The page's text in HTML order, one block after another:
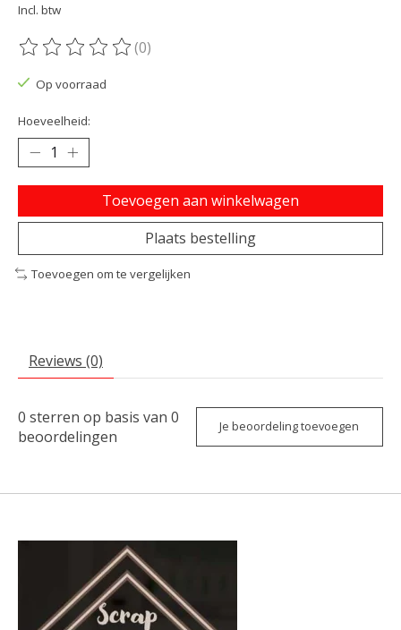
Incl. btw
De beoordeling van dit product is
(0)
Op voorraad
Hoeveelheid:
Toevoegen aan winkelwagen
Plaats bestelling
Toevoegen om te vergelijken
Reviews (0)
0 sterren op basis van 0
beoordelingen
Je beoordeling toevoegen